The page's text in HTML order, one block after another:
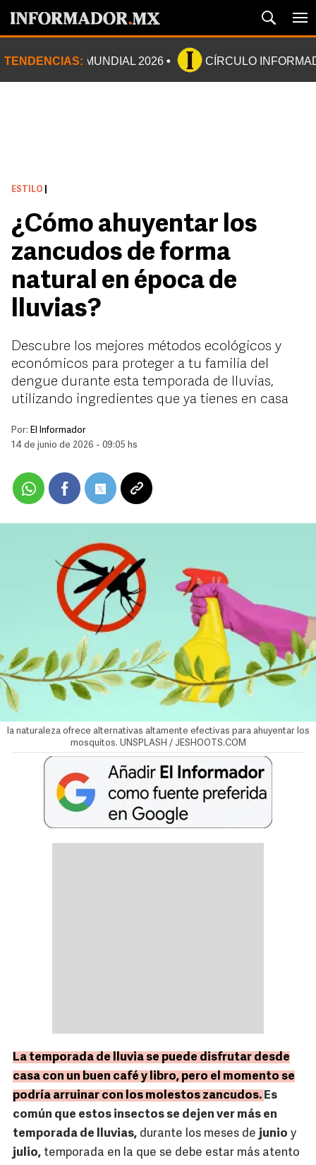
TENDENCIAS: MUNDIAL 2026 CÍRCULO
ESTILO
¿Cómo ahuyentar los
zancudos de forma
natural en época de
lluvias?
Descubre los mejores métodos ecológicos y
económicos para proteger a tu familia del
dengue durante esta temporada de lluvias,
utilizando ingredientes que ya tienes en casa
Por: El Informador
14 de junio de 2026 - 09:05 hs
la naturaleza ofrece alternativas altamente efectivas para ahuyentar los
mosquitos. UNSPLASH / JESHOOTS.COM
La temporada de lluvia se puede disfrutar desde
casa con un buen café y libro, pero el momento se
podría arruinar con los molestos zancudos. Es
común que estos insectos se dejen ver más en
temporada de lluvias, durante los meses de junio y
julio, temporada en la que se debe estar más atento